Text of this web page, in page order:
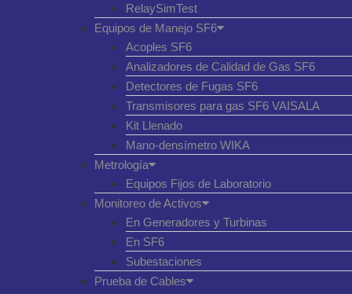
RelaySimTest
Equipos de Manejo SF6
Acoples SF6
Analizadores de Calidad de Gas SF6
Detectores de Fugas SF6
Transmisores para gas SF6 VAISALA
Kit Llenado
Mano-densímetro WIKA
Metrología
Equipos Fijos de Laboratorio
Monitoreo de Activos
En Generadores y Turbinas
En SF6
Subestaciones
Prueba de Cables